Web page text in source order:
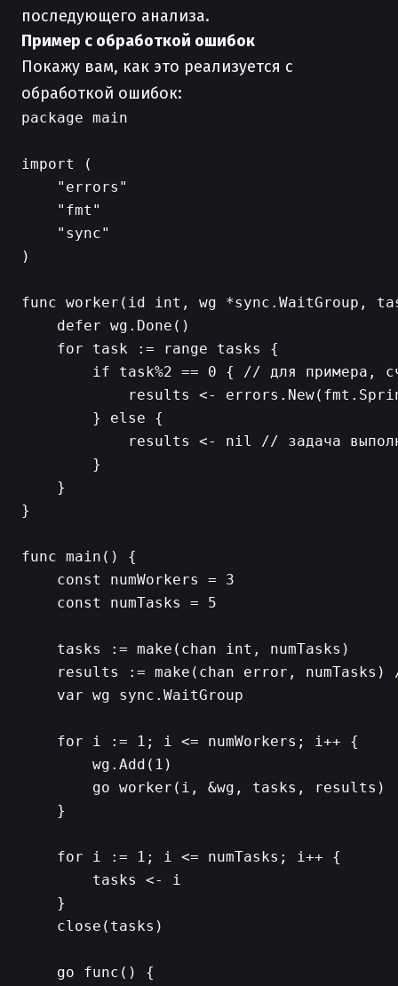
последующего анализа.
Пример с обработкой ошибок
Покажу вам, как это реализуется с
обработкой ошибок:
package main
import (
    "errors"
    "fmt"
    "sync"
)
func worker(id int, wg *sync.WaitGroup,
    defer wg.Done()
    for task := range tasks {
if task%2 == 0 { // для примера,
results <-
        } else {
results <- nil // задача
        }
    }
}
func main() {
    const numWorkers = 3
    const numTasks = 5
    tasks := make(chan int, numTasks)
results := make(chan error, numTasks)
    var wg sync.WaitGroup
    for i := 1; i <= numWorkers; i++ {
        wg.Add(1)
        go worker(i, &wg, tasks, results)
    }
    for i := 1; i <= numTasks; i++ {
        tasks <- i
    }
    close(tasks)
    go func() {